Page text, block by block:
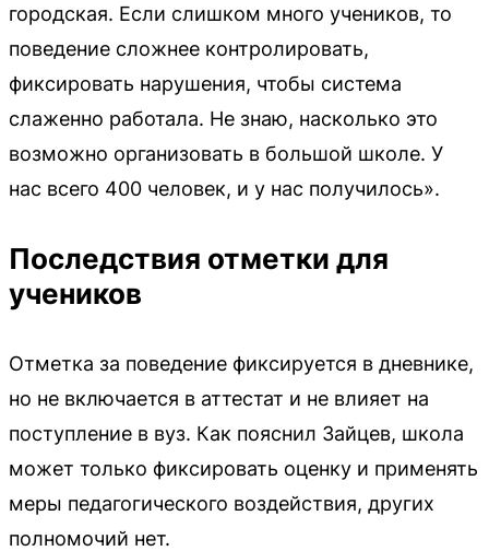
городская. Если слишком много учеников, то
поведение сложнее контролировать,
фиксировать нарушения, чтобы система
слаженно работала. Не знаю, насколько это
возможно организовать в большой школе. У
нас всего 400 человек, и у нас получилось».
Последствия отметки для
учеников
Отметка за поведение фиксируется в дневнике,
но не включается в аттестат и не влияет на
поступление в вуз. Как пояснил Зайцев, школа
может только фиксировать оценку и применять
меры педагогического воздействия, других
полномочий нет.